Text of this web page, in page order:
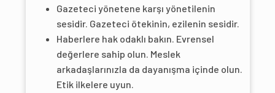
Gazeteci yönetene karşı yönetilenin
sesidir. Gazeteci ötekinin, ezilenin sesidir.
Haberlere hak odaklı bakın. Evrensel
değerlere sahip olun. Meslek
arkadaşlarınızla da dayanışma içinde olun.
Etik ilkelere uyun.